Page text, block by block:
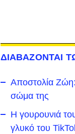
ΔΙΑΒΑΖΟΝΤΑΙ
Αποστολία Ζώη:
σώμα της
Η γουρουνιά
γλυκό του